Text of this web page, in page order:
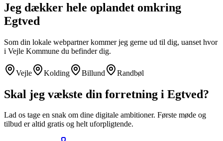
Jeg dækker hele oplandet omkring
Egtved
Som din lokale webpartner kommer jeg gerne ud til dig, uanset hvor
i Vejle Kommune du befinder dig.
Vejle Kolding Billund Randbøl
Skal jeg vækste din forretning i Egtved?
Lad os tage en snak om dine digitale ambitioner. Første møde og
tilbud er altid gratis og helt uforpligtende.